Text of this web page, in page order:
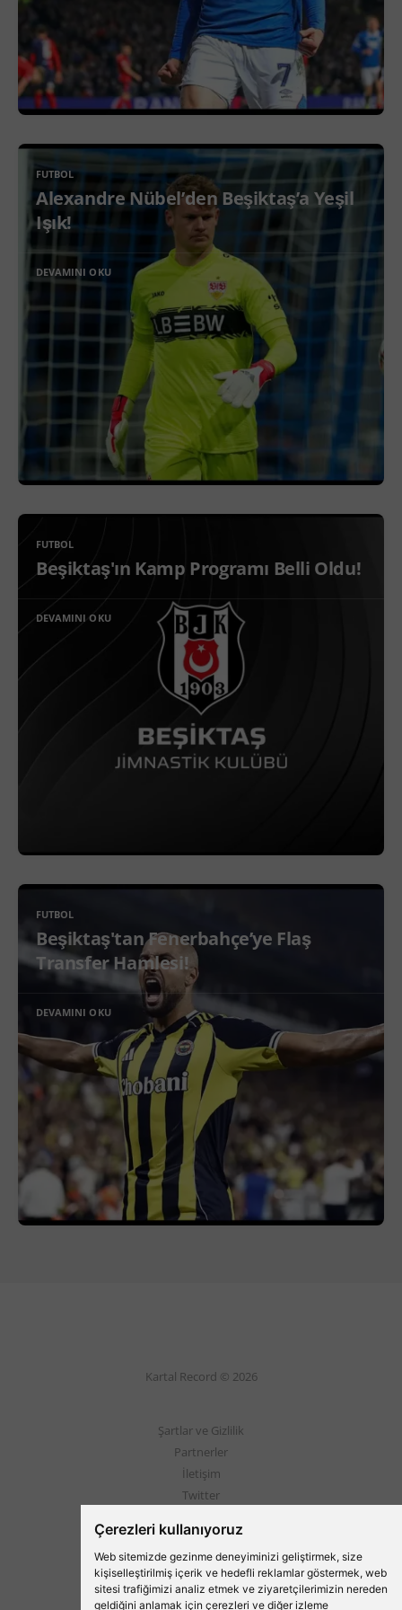
Çerezleri kullanıyoruz
Web sitemizde gezinme deneyiminizi geliştirmek, size
kişiselleştirilmiş içerik ve hedefli reklamlar göstermek, web
sitesi trafiğimizi analiz etmek ve ziyaretçilerimizin nereden
geldiğini anlamak için çerezleri ve diğer izleme
FUTBOL
Alexandre Nübel’den Beşiktaş’a Yeşil
Işık!
DEVAMINI OKU
FUTBOL
Beşiktaş'ın Kamp Programı Belli Oldu!
DEVAMINI OKU
FUTBOL
Beşiktaş'tan Fenerbahçe’ye Flaş
Transfer Hamlesi!
DEVAMINI OKU
Kartal Record © 2026
Şartlar ve Gizlilik
Partnerler
İletişim
Twitter
Beşiktaş'ın Medyası